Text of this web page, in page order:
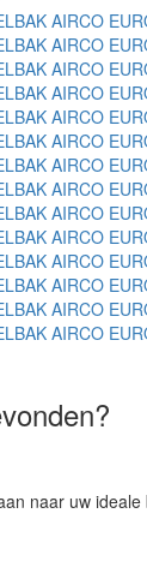
naar uw ideale